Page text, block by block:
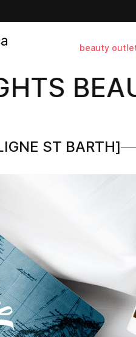
beauty
ST BARTH]